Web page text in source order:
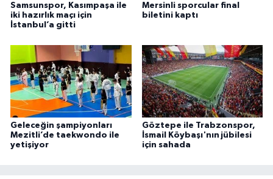
Samsunspor, Kasımpaşa ile
iki hazırlık maçı için
İstanbul’a gitti
Mersinli sporcular final
biletini kaptı
Geleceğin şampiyonları
Mezitli’de taekwondo ile
yetişiyor
Göztepe ile Trabzonspor,
İsmail Köybaşı'nın jübilesi
için sahada